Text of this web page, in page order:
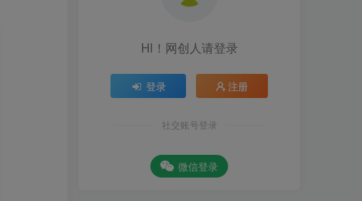
HI！网创人请登录
登录 注册
社交账号登录
微信登录